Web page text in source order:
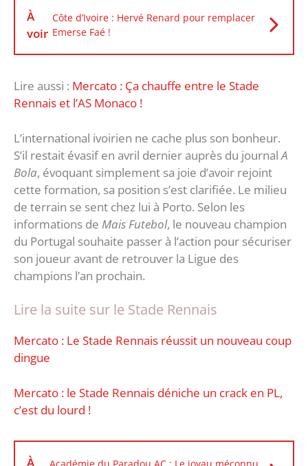
À
voir
Côte d’Ivoire : Hervé Renard pour remplacer
Emerse Faé !
Lire aussi : Mercato : Ça chauffe entre le Stade
Rennais et l’AS Monaco !
L’international ivoirien ne cache plus son bonheur.
S’il restait évasif en avril dernier auprès du journalA
Bola, évoquant simplement sa joie d’avoir rejoint
cette formation, sa position s’est clarifiée. Le milieu
de terrain se sent chez lui à Porto. Selon les
informations de Mais Futebol, le nouveau champion
du Portugal souhaite passer à l’action pour sécuriser
son joueur avant de retrouver la Ligue des
champions l’an prochain.
Lire la suite sur le Stade Rennais
Mercato : Le Stade Rennais réussit un nouveau coup
dingue
Mercato : le Stade Rennais déniche un crack en PL,
c’est du lourd !
À